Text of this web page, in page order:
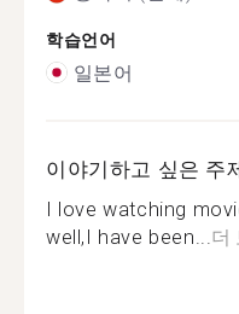
학습언어
일본어
이야기하고 싶은 주
I love watching
well,I have been... 더